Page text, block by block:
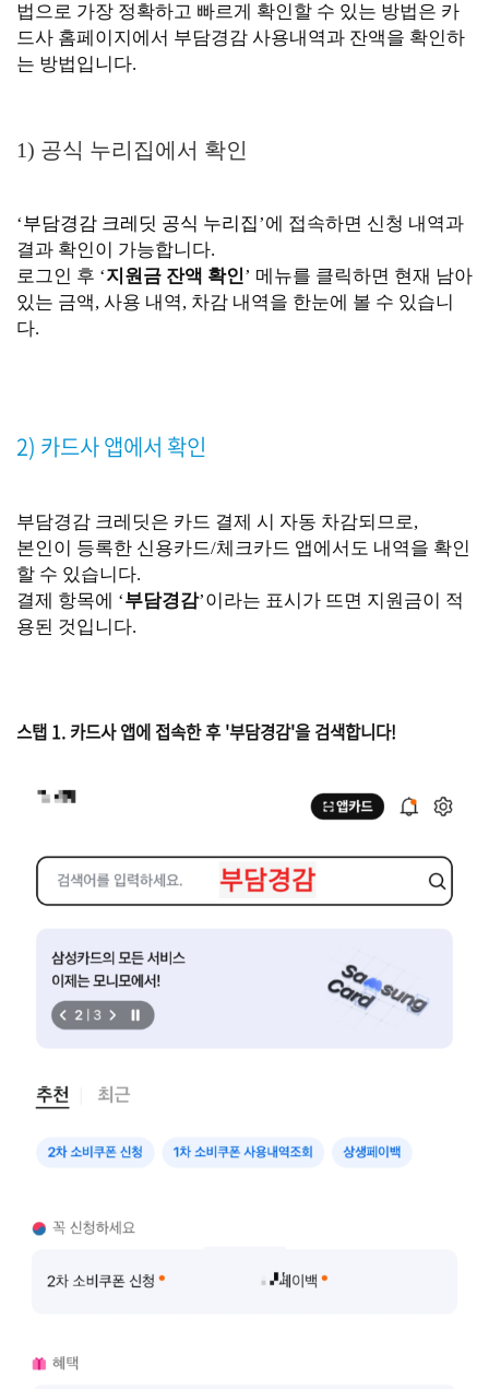
법으로 가장 정확하고 빠르게 확인할 수 있는 방법은 카
드사 홈페이지에서 부담경감 사용내역과 잔액을 확인하
는 방법입니다.
1) 공식 누리집에서 확인
‘부담경감 크레딧 공식 누리집’에 접속하면 신청 내역과
결과 확인이 가능합니다.
로그인 후 ‘지원금 잔액 확인’ 메뉴를 클릭하면 현재 남아
있는 금액, 사용 내역, 차감 내역을 한눈에 볼 수 있습니
다.
2) 카드사 앱에서 확인
부담경감 크레딧은 카드 결제 시 자동 차감되므로,
본인이 등록한 신용카드/체크카드 앱에서도 내역을 확인
할 수 있습니다.
결제 항목에 ‘부담경감’이라는 표시가 뜨면 지원금이 적
용된 것입니다.
스탭 1. 카드사 앱에 접속한 후 '부담경감'을 검색합니다!